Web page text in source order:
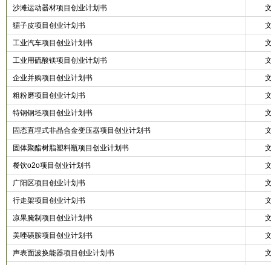
沙滩运动器材项目创业计划书
猸子皮项目创业计划书
工业汽车项目创业计划书
工业用硫酸镁项目创业计划书
企业并购项目创业计划书
粗粉磨项目创业计划书
特钢钢坯项目创业计划书
固态直埋式非晶合金变压器项目创业计划书
固体聚酯树脂塑料瓶项目创业计划书
餐饮o2o项目创业计划书
广阳区项目创业计划书
行走架项目创业计划书
凉果腌制项目创业计划书
美唑磺胺项目创业计划书
声表面波换能器项目创业计划书